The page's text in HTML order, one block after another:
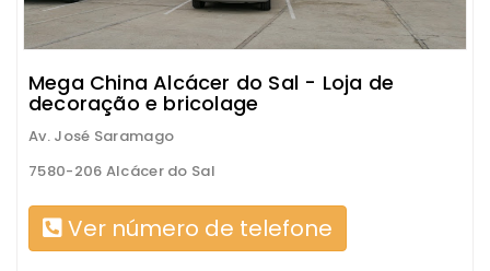
Mega China Alcácer do Sal - Loja de
decoração e bricolage
Av. José Saramago
7580-206 Alcácer do Sal
Ver número de telefone